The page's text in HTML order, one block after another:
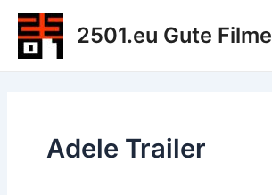
Zum
Inhalt
springen
2501.eu Gute Filme
Adele Trailer